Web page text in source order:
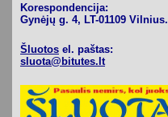
Korespondencija:
Gynėjų g. 4, LT-01109 Vilnius.
Šluotos el. paštas:
sluota@bitutes.lt